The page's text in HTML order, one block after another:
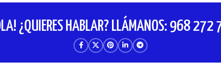
¿QUIERES HABLAR? LLÁMANOS: 968 272